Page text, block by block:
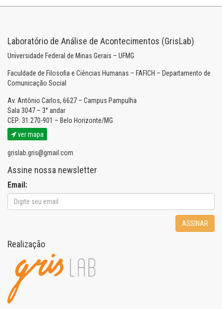
Laboratório de Análise de Acontecimentos (GrisLab)
Universidade Federal de Minas Gerais – UFMG
Faculdade de Filosofia e Ciências Humanas – FAFICH – Departamento de
Comunicação Social
Av. Antônio Carlos, 6627 – Campus Pampulha
Sala 3047 – 3° andar
CEP: 31.270-901 – Belo Horizonte/MG
ver mapa
grislab.gris@gmail.com
Assine nossa newsletter
Email:
ASSINAR
Realização